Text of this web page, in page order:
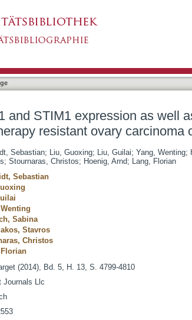
as store operated Ca2+
and STIM1 expression as well
resistant ovary carcinoma
Sebastian; Liu, Guoxing; Liu, Guilai; Yang, Wenting;
; Stournaras, Christos; Hoenig, Arnd; Lang, Florian
Sebastian
Sabina
Stavros
Christos
(2014), Bd. 5, H. 13, S. 4799-4810
Journals Llc